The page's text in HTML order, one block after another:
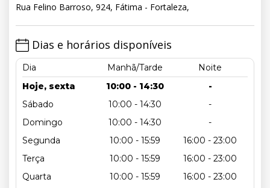
Rua Felino Barroso, 924, Fátima - Fortaleza,
Dias e horários disponíveis
Dia Manhã/Tarde
Noite
Hoje, sexta
10:00 - 14:30
-
Sábado
10:00 - 14:30
-
Domingo
10:00 - 14:30
-
Segunda
10:00 - 15:59
16:00 - 23:00
Terça
10:00 - 15:59
16:00 - 23:00
Quarta
10:00 - 15:59
16:00 - 23:00